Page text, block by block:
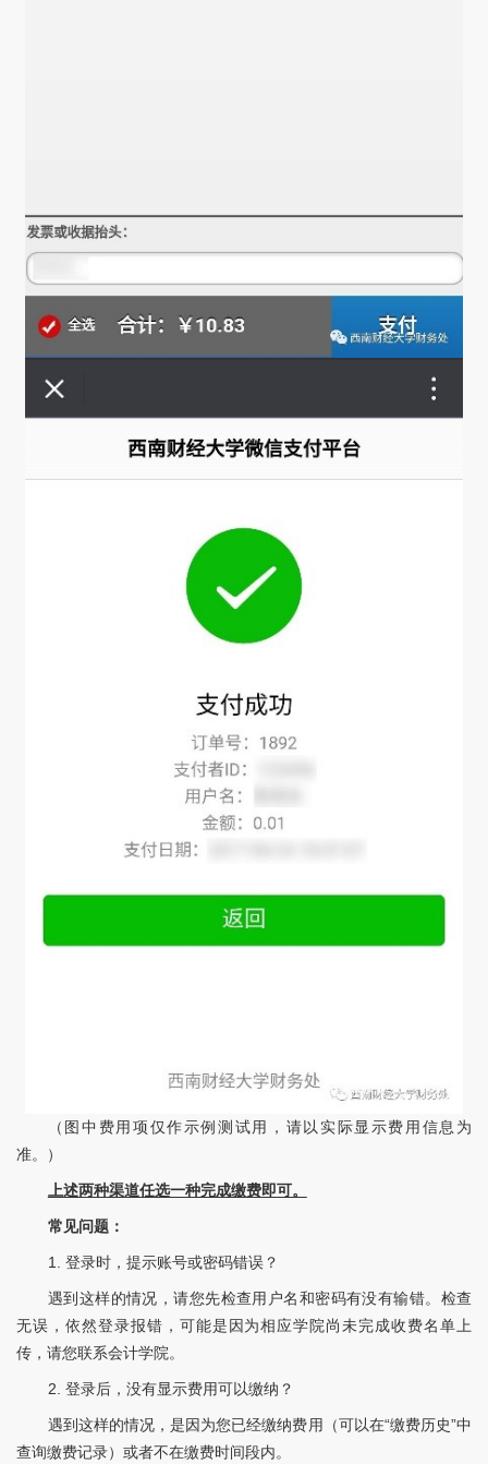
（图中费用项仅作示例测试用，请以实际显示费用信息为
准。）
上述两种渠道任选一种完成缴费即可。
常见问题：
1. 登录时，提示账号或密码错误？
遇到这样的情况，请您先检查用户名和密码有没有输错。检查
无误，依然登录报错，可能是因为相应学院尚未完成收费名单上
传，请您联系会计学院。
2. 登录后，没有显示费用可以缴纳？
遇到这样的情况，是因为您已经缴纳费用（可以在“缴费历史”中
查询缴费记录）或者不在缴费时间段内。